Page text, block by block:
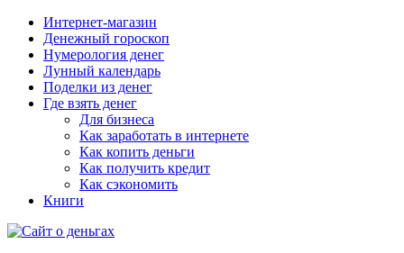
Интернет-магазин
Денежный гороскоп
Нумерология денег
Лунный календарь
Поделки из денег
Где взять денег
Для бизнеса
Как заработать в интернете
Как копить деньги
Как получить кредит
Как сэкономить
Книги